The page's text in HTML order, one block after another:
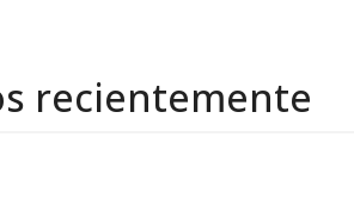
recientemente